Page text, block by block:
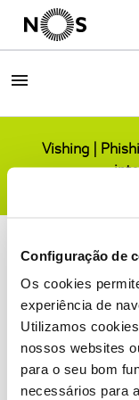
Configuração de
Os cookies
experiência de
Utilizamos
nossos websites
para o seu bom
necessários para
Vishing |
Condições do